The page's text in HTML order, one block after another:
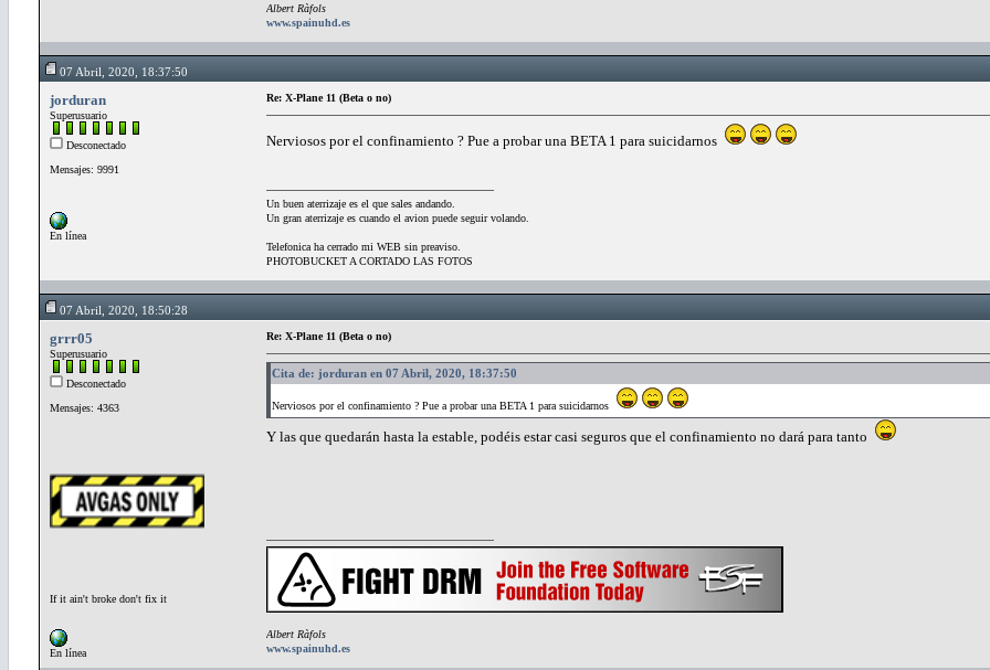
Albert Ràfols
www.spainuhd.es
07 Abril, 2020, 18:37:50
jorduran
Superusuario
Desconectado
Mensajes: 9991
En línea
Re: X-Plane 11 (Beta o no)
Nerviosos por el confinamiento ? Pue a probar una BETA 1 para suicidarnos
Un buen aterrizaje es el que sales andando.
Un gran aterrizaje es cuando el avion puede seguir volando.
Telefonica ha cerrado mi WEB sin preaviso.
PHOTOBUCKET A CORTADO LAS FOTOS
07 Abril, 2020, 18:50:28
grrr05
Superusuario
Desconectado
Mensajes: 4363
If it ain't broke don't fix it
En línea
Re: X-Plane 11 (Beta o no)
Cita de: jorduran en 07 Abril, 2020, 18:37:50
Nerviosos por el confinamiento ? Pue a probar una BETA 1 para suicidarnos
Y las que quedarán hasta la estable, podéis estar casi seguros que el confinamiento no dará para tanto
Albert Ràfols
www.spainuhd.es